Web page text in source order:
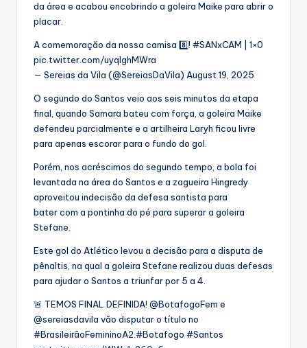
da área e acabou encobrindo a goleira Maike para abrir o
placar.
A comemoração da nossa camisa 8️⃣! #SANxCAM | 1×0
pic.twitter.com/uyqIghMWra
— Sereias da Vila (@SereiasDaVila) August 19, 2025
O segundo do Santos veio aos seis minutos da etapa
final, quando Samara bateu com força, a goleira Maike
defendeu parcialmente e a artilheira Laryh ficou livre
para apenas escorar para o fundo do gol.
Porém, nos acréscimos do segundo tempo, a bola foi
levantada na área do Santos e a zagueira Hingredy
aproveitou indecisão da defesa santista para
bater com a pontinha do pé para superar a goleira
Stefane.
Este gol do Atlético levou a decisão para a disputa de
pênaltis, na qual a goleira Stefane realizou duas defesas
para ajudar o Santos a triunfar por 5 a 4.
🚨 TEMOS FINAL DEFINIDA! @BotafogoFem e
@sereiasdavila vão disputar o título no
#BrasileirãoFemininoA2.#Botafogo #Santos